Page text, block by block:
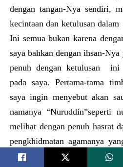
dengan tangan-Nya sendiri,
kecintaan dan ketulusan
Ini semua bukan karena
saya bahkan dengan ihsan-
penuh dengan ketulusan ini
pada saya. Pertama-tama
saya ingin menyebut akan
namanya “Nuruddin”seperti
melihat dengan penuh hasrat
pengkhidmatan agamanya
pembelanjaan hartanya yang